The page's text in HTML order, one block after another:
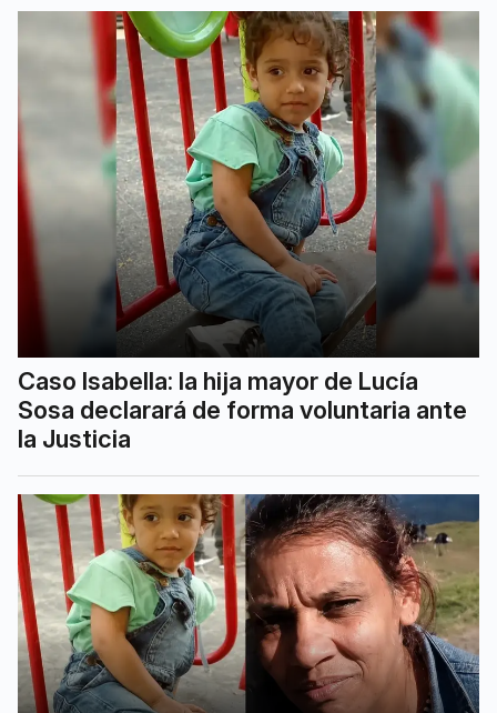
Caso Isabella: la hija mayor de Lucía
Sosa declarará de forma voluntaria ante
la Justicia